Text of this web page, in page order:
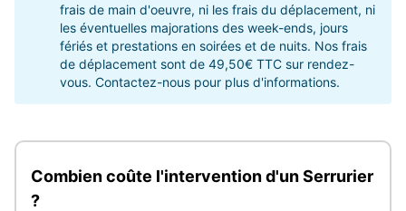
frais de main d'oeuvre, ni les frais du déplacement, ni
les éventuelles majorations des week-ends, jours
fériés et prestations en soirées et de nuits. Nos frais
de déplacement sont de 49,50€ TTC sur rendez-
vous. Contactez-nous pour plus d'informations.
Combien coûte l'intervention d'un Serrurier
?